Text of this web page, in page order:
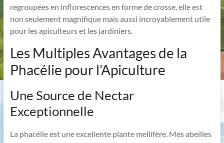
regroupées en inflorescences en forme de crosse, elle est
non seulement magnifique mais aussi incroyablement utile
pour les apiculteurs et les jardiniers.
Les Multiples Avantages de la
Phacélie pour l’Apiculture
Une Source de Nectar
Exceptionnelle
La phacélie est une excellente plante mellifère. Mes abeilles